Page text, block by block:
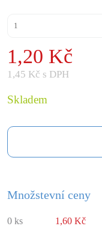
1,20 Kč
1,45 Kč s DPH
Skladem
Množstevní ceny
0 ks 1,60 Kč